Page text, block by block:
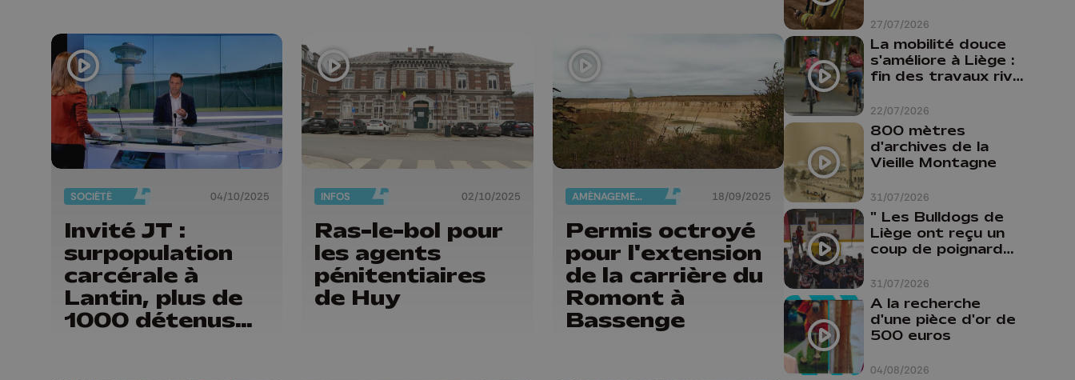
SOCIÉTÉ 04/10/2025
Invité JT :
surpopulation
carcérale à
Lantin, plus de
1000 détenus
INFOS 02/10/2025
Ras-le-bol pour
les agents
pénitentiaires
de Huy
AMÉNAGEMENT DU TERRITOIRE 18/09/2025
Permis octroyé
pour l'extension
de la carrière du
Romont à
Bassenge
27/07/2026
province de Liège :
"Un citoyen qui
n'est formé ne
peut pas nous
aider"
22/07/2026
La mobilité douce
s'améliore à Liège :
fin des travaux rive
cyclo-piétonnes
Avroy et
Guillemins...
31/07/2026
800 mètres
d'archives de la
Vieille Montagne
31/07/2026
" Les Bulldogs de
Liège ont reçu un
coup de poignard
04/08/2026
A la recherche
d'une pièce d'or de
500 euros